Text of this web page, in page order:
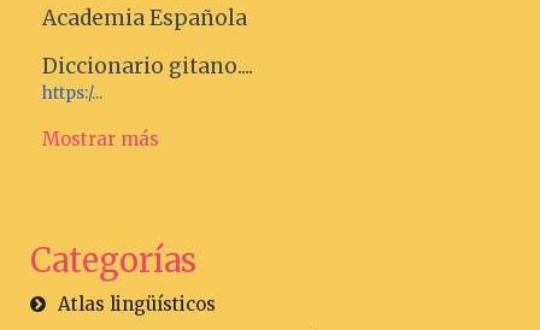
Academia Española
Diccionario gitano....
https:/...
Mostrar más
Categorías
Atlas lingüísticos